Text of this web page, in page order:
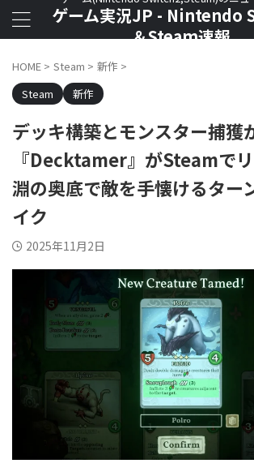
ゲーム実況JP - Nintendo
＆Steam速報
HOME > Steam > 新作 >
Steam
新作
デッキ構築とモンスター捕獲
『Decktamer』がSteamで
淵の奥底で敵を手懐けるター
イク
2025年11月2日